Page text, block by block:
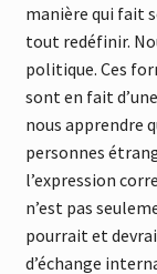
manière qui fait
tout redéfinir.
politique. Ces
sont en fait
nous apprendre
personnes
l’expression
n’est pas
pourrait et
d’échange